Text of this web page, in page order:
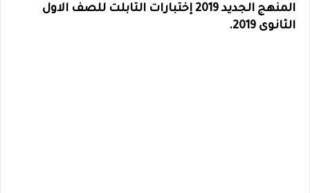
المنهج الجديد 2019 إختبارات التابلت للصف الاول
الثانوى 2019.